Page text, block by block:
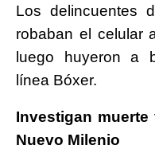
Los delincuentes
robaban el celular
luego huyeron a
línea Bóxer.
Investigan
Nuevo Milenio